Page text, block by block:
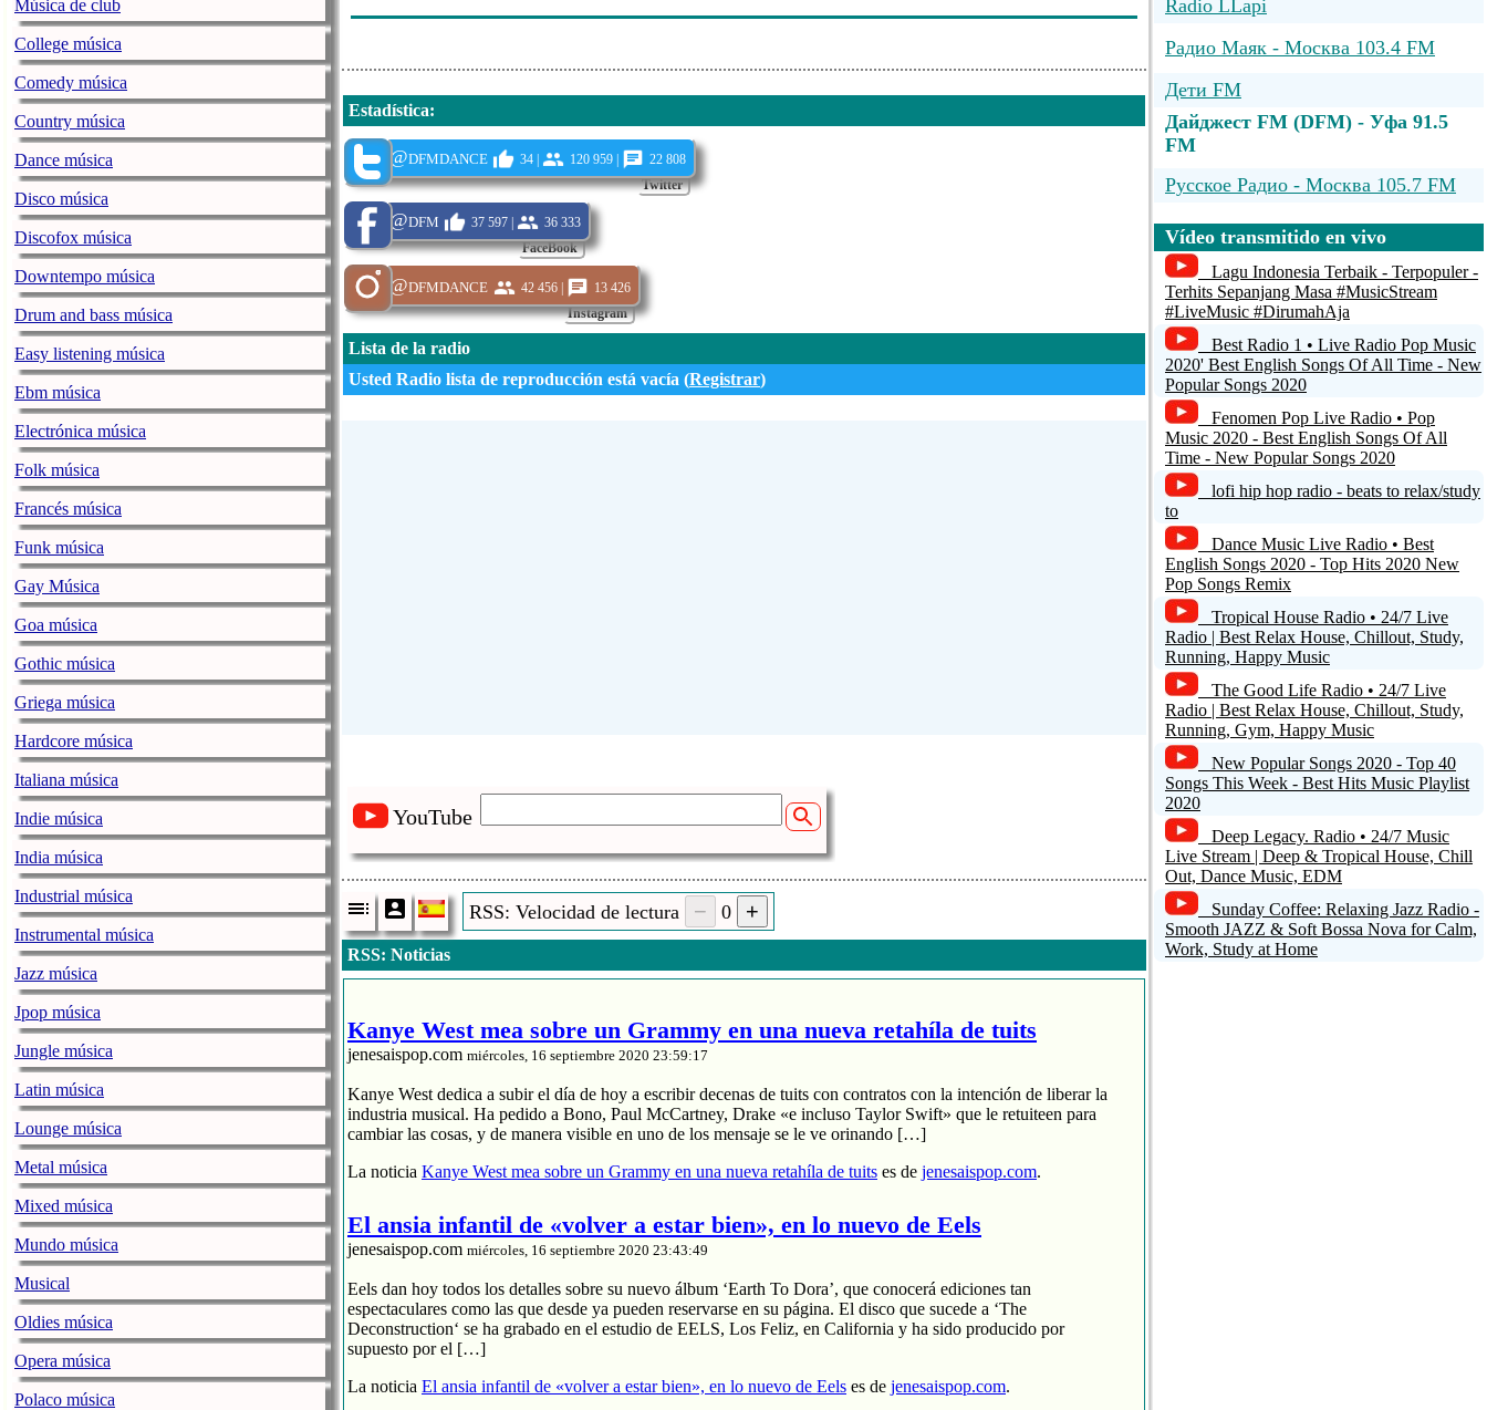
Música de club
College música
Comedy música
Country música
Dance música
Disco música
Discofox música
Downtempo música
Drum and bass música
Easy listening música
Ebm música
Electrónica música
Folk música
Francés música
Funk música
Gay Música
Goa música
Gothic música
Griega música
Hardcore música
Italiana música
Indie música
India música
Industrial música
Instrumental música
Jazz música
Jpop música
Jungle música
Latin música
Lounge música
Metal música
Mixed música
Mundo música
Musical
Oldies música
Opera música
Polaco música
Estadística:
Twitter
@dfmdance 34 | 120 959 | 22 808
FaceBook
@dfm 37 597 | 36 333
Instagram
@dfmdance 42 456 | 13 426
Lista de la radio
Usted Radio lista de reproducción está vacía (Registrar)
YouTube
RSS: Velocidad de lectura 0
RSS: Noticias
Kanye West mea sobre un Grammy en una nueva retahíla de tuits
jenesaispop.com miércoles, 16 septiembre 2020 23:59:17
Kanye West dedica a subir el día de hoy a escribir decenas de tuits con contratos con la intención de liberar la
industria musical. Ha pedido a Bono, Paul McCartney, Drake «e incluso Taylor Swift» que le retuiteen para
cambiar las cosas, y de manera visible en uno de los mensaje se le ve orinando […]
La noticia Kanye West mea sobre un Grammy en una nueva retahíla de tuits es de jenesaispop.com.
El ansia infantil de «volver a estar bien», en lo nuevo de Eels
jenesaispop.com miércoles, 16 septiembre 2020 23:43:49
Eels dan hoy todos los detalles sobre su nuevo álbum ‘Earth To Dora’, que conocerá ediciones tan
espectaculares como las que desde ya pueden reservarse en su página. El disco que sucede a ‘The
Deconstruction‘ se ha grabado en el estudio de EELS, Los Feliz, en California y ha sido producido por
supuesto por el […]
La noticia El ansia infantil de «volver a estar bien», en lo nuevo de Eels es de jenesaispop.com.
Radio LLapi
Радио Маяк - Москва 103.4 FM
Дети FM
Дайджест FM (DFM) - Уфа 91.5
FM
Русское Радио - Москва 105.7 FM
GAY FM - Pure Dance!
Хит ФМ - Москва
Радио Борнео - Воронеж 107.2FM
Монте-Карло - Омск
Vídeo transmitido en vivo
Lagu Indonesia Terbaik - Terpopuler -
Terhits Sepanjang Masa #MusicStream
#LiveMusic #DirumahAja
Best Radio 1 • Live Radio Pop Music
2020' Best English Songs Of All Time - New
Popular Songs 2020
Fenomen Pop Live Radio • Pop
Music 2020 - Best English Songs Of All
Time - New Popular Songs 2020
lofi hip hop radio - beats to relax/study
to
Dance Music Live Radio • Best
English Songs 2020 - Top Hits 2020 New
Pop Songs Remix
Tropical House Radio • 24/7 Live
Radio | Best Relax House, Chillout, Study,
Running, Happy Music
The Good Life Radio • 24/7 Live
Radio | Best Relax House, Chillout, Study,
Running, Gym, Happy Music
New Popular Songs 2020 - Top 40
Songs This Week - Best Hits Music Playlist
2020
Deep Legacy. Radio • 24/7 Music
Live Stream | Deep & Tropical House, Chill
Out, Dance Music, EDM
Sunday Coffee: Relaxing Jazz Radio -
Smooth JAZZ & Soft Bossa Nova for Calm,
Work, Study at Home